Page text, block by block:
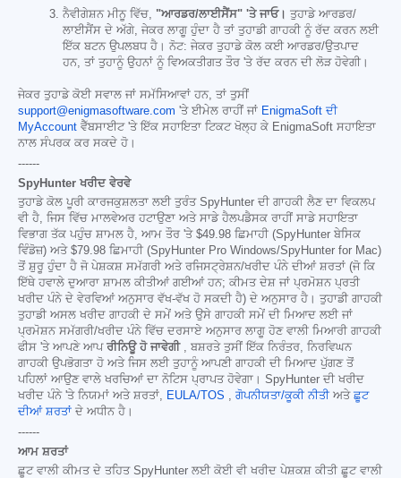
ਨੈਵੀਗੇਸ਼ਨ ਮੀਨੂ ਵਿੱਚ, "ਆਰਡਰ/ਲਾਈਸੈਂਸ" 'ਤੇ ਜਾਓ। ਤੁਹਾਡੇ ਆਰਡਰ/
ਲਾਈਸੈਂਸ ਦੇ ਅੱਗੇ, ਜੇਕਰ ਲਾਗੂ ਹੁੰਦਾ ਹੈ ਤਾਂ ਤੁਹਾਡੀ ਗਾਹਕੀ ਨੂੰ ਰੱਦ ਕਰਨ ਲਈ
ਇੱਕ ਬਟਨ ਉਪਲਬਧ ਹੈ। ਨੋਟ: ਜੇਕਰ ਤੁਹਾਡੇ ਕੋਲ ਕਈ ਆਰਡਰ/ਉਤਪਾਦ
ਹਨ, ਤਾਂ ਤੁਹਾਨੂੰ ਉਹਨਾਂ ਨੂੰ ਵਿਅਕਤੀਗਤ ਤੌਰ 'ਤੇ ਰੱਦ ਕਰਨ ਦੀ ਲੋੜ ਹੋਵੇਗੀ।
ਜੇਕਰ ਤੁਹਾਡੇ ਕੋਈ ਸਵਾਲ ਜਾਂ ਸਮੱਸਿਆਵਾਂ ਹਨ, ਤਾਂ ਤੁਸੀਂ
support@enigmasoftware.com 'ਤੇ ਈਮੇਲ ਰਾਹੀਂ ਜਾਂ EnigmaSoft ਦੀ
MyAccount ਵੈੱਬਸਾਈਟ 'ਤੇ ਇੱਕ ਸਹਾਇਤਾ ਟਿਕਟ ਖੋਲ੍ਹ ਕੇ EnigmaSoft ਸਹਾਇਤਾ
ਨਾਲ ਸੰਪਰਕ ਕਰ ਸਕਦੇ ਹੋ।
------
SpyHunter ਖਰੀਦ ਵੇਰਵੇ
ਤੁਹਾਡੇ ਕੋਲ ਪੂਰੀ ਕਾਰਜਕੁਸ਼ਲਤਾ ਲਈ ਤੁਰੰਤ SpyHunter ਦੀ ਗਾਹਕੀ ਲੈਣ ਦਾ ਵਿਕਲਪ
ਵੀ ਹੈ, ਜਿਸ ਵਿੱਚ ਮਾਲਵੇਅਰ ਹਟਾਉਣਾ ਅਤੇ ਸਾਡੇ ਹੈਲਪਡੈਸਕ ਰਾਹੀਂ ਸਾਡੇ ਸਹਾਇਤਾ
ਵਿਭਾਗ ਤੱਕ ਪਹੁੰਚ ਸ਼ਾਮਲ ਹੈ, ਆਮ ਤੌਰ 'ਤੇ $49.98 ਛਿਮਾਹੀ (SpyHunter ਬੇਸਿਕ
ਵਿੰਡੋਜ਼) ਅਤੇ $79.98 ਛਿਮਾਹੀ (SpyHunter Pro Windows/SpyHunter for Mac)
ਤੋਂ ਸ਼ੁਰੂ ਹੁੰਦਾ ਹੈ ਜੋ ਪੇਸ਼ਕਸ਼ ਸਮੱਗਰੀ ਅਤੇ ਰਜਿਸਟ੍ਰੇਸ਼ਨ/ਖਰੀਦ ਪੰਨੇ ਦੀਆਂ ਸ਼ਰਤਾਂ (ਜੋ ਕਿ
ਇੱਥੇ ਹਵਾਲੇ ਦੁਆਰਾ ਸ਼ਾਮਲ ਕੀਤੀਆਂ ਗਈਆਂ ਹਨ; ਕੀਮਤ ਦੇਸ਼ ਜਾਂ ਪ੍ਰਮੋਸ਼ਨ ਪ੍ਰਤੀ
ਖਰੀਦ ਪੰਨੇ ਦੇ ਵੇਰਵਿਆਂ ਅਨੁਸਾਰ ਵੱਖ-ਵੱਖ ਹੋ ਸਕਦੀ ਹੈ) ਦੇ ਅਨੁਸਾਰ ਹੈ। ਤੁਹਾਡੀ ਗਾਹਕੀ
ਤੁਹਾਡੀ ਅਸਲ ਖਰੀਦ ਗਾਹਕੀ ਦੇ ਸਮੇਂ ਅਤੇ ਉਸੇ ਗਾਹਕੀ ਸਮੇਂ ਦੀ ਮਿਆਦ ਲਈ ਜਾਂ
ਪ੍ਰਮੋਸ਼ਨ ਸਮੱਗਰੀ/ਖਰੀਦ ਪੰਨੇ ਵਿੱਚ ਦਰਸਾਏ ਅਨੁਸਾਰ ਲਾਗੂ ਹੋਣ ਵਾਲੀ ਮਿਆਰੀ ਗਾਹਕੀ
ਫੀਸ 'ਤੇ ਆਪਣੇ ਆਪ ਰੀਨਿਊ ਹੋ ਜਾਵੇਗੀ, ਬਸ਼ਰਤੇ ਤੁਸੀਂ ਇੱਕ ਨਿਰੰਤਰ, ਨਿਰਵਿਘਨ
ਗਾਹਕੀ ਉਪਭੋਗਤਾ ਹੋ ਅਤੇ ਜਿਸ ਲਈ ਤੁਹਾਨੂੰ ਆਪਣੀ ਗਾਹਕੀ ਦੀ ਮਿਆਦ ਪੁੱਗਣ ਤੋਂ
ਪਹਿਲਾਂ ਆਉਣ ਵਾਲੇ ਖਰਚਿਆਂ ਦਾ ਨੋਟਿਸ ਪ੍ਰਾਪਤ ਹੋਵੇਗਾ। SpyHunter ਦੀ ਖਰੀਦ
ਖਰੀਦ ਪੰਨੇ 'ਤੇ ਨਿਯਮਾਂ ਅਤੇ ਸ਼ਰਤਾਂ, EULA/TOS , ਗੋਪਨੀਯਤਾ/ਕੂਕੀ ਨੀਤੀ ਅਤੇ ਛੂਟ
ਦੀਆਂ ਸ਼ਰਤਾਂ ਦੇ ਅਧੀਨ ਹੈ।
------
ਆਮ ਸ਼ਰਤਾਂ
ਛੂਟ ਵਾਲੀ ਕੀਮਤ ਦੇ ਤਹਿਤ SpyHunter ਲਈ ਕੋਈ ਵੀ ਖਰੀਦ ਪੇਸ਼ਕਸ਼ ਕੀਤੀ ਛੂਟ ਵਾਲੀ